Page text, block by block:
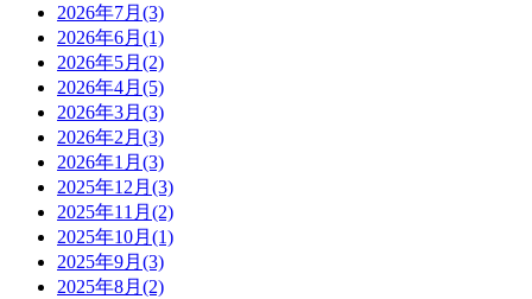
2026年7月(3)
2026年6月(1)
2026年5月(2)
2026年4月(5)
2026年3月(3)
2026年2月(3)
2026年1月(3)
2025年12月(3)
2025年11月(2)
2025年10月(1)
2025年9月(3)
2025年8月(2)